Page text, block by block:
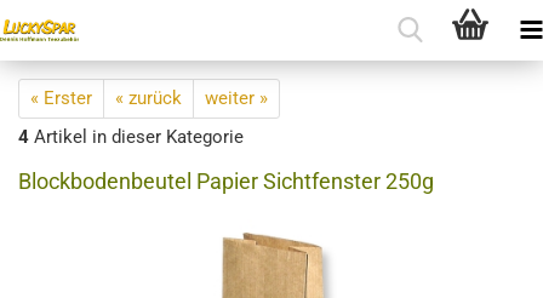
« Erster « zurück
weiter »
4 Artikel in dieser Kategorie
Blockbodenbeutel Papier Sichtfenster 250g